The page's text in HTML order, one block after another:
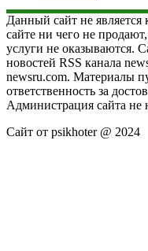
Данный сайт не
сайте ни чего не
услуги не оказываются.
новостей RSS канала
newsru.com. Материалы
ответственность за
Администрация сайта не
Сайт от psikhoter @ 2024